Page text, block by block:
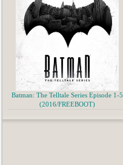
Batman: The Telltale Series Episode 1-5
(2016/FREEBOOT)